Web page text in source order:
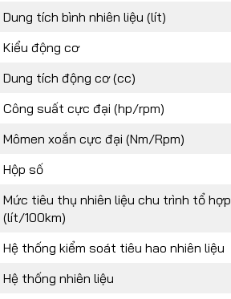
Dung tích bình nhiên liệu (lít)
Kiểu động cơ
Dung tích động cơ (cc)
Công suất cực đại (hp/rpm)
Mômen xoắn cực đại (Nm/Rpm)
Hộp số
Mức tiêu thụ nhiên liệu chu trình tổ hợp
(lít/100km)
Hệ thống kiểm soát tiêu hao nhiên liệu
Hệ thống nhiên liệu